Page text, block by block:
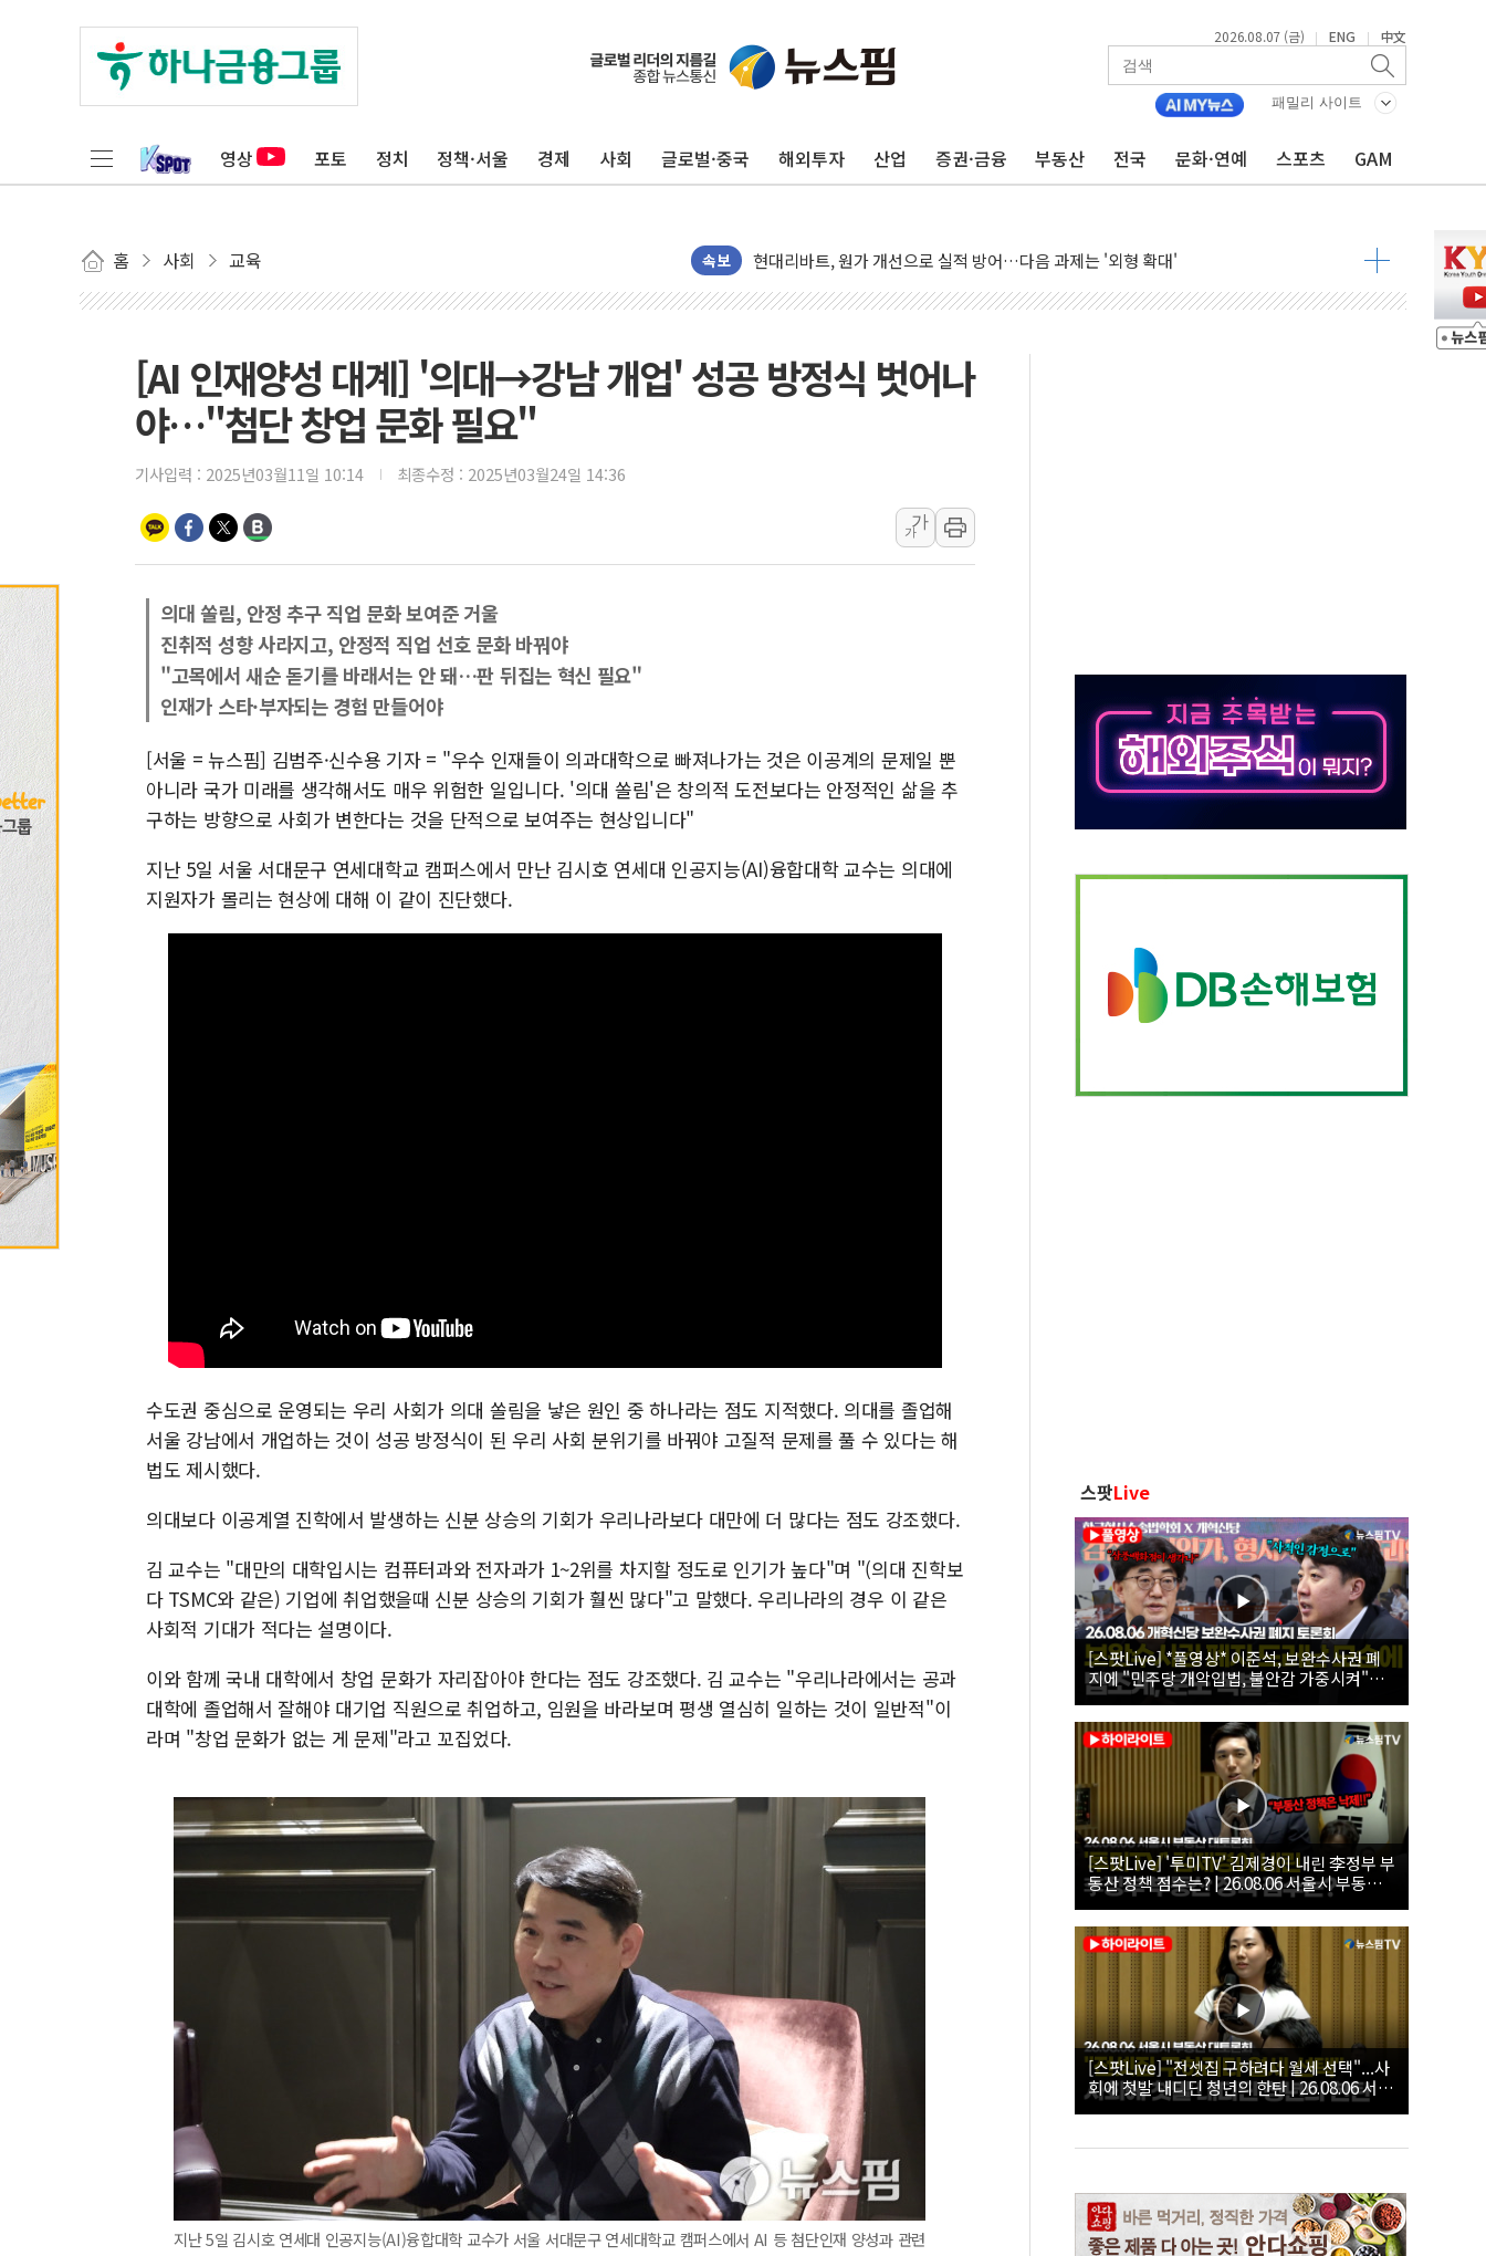
2026.08.07 (금) | ENG | 中文
패밀리 사이트
영상 포토 정치 정책·서울 경제 사회 글로벌·중국 해외투자 산업 증권·금융 부동산 전국 문화·연예 스포츠 GAM
홈 사회 교육 속보
트럼프, '원정출산 시민권 차단' 행정명령 서명…출생시민권 제한 재시동
현대리바트, 원가 개선으로 실적 방어…다음 과제는 '외형 확대'
"세금 부담 덜자"…비거주 1주택자 귀환 조짐에 전월세시장 '긴장'
[금/유가] 이란의 호르무즈 해협 통항 제한 검토에 유가 3% 급등…금값 보합
뉴욕증시, 유가·금리 부담에 하락…다우 5거래일 랠리 '마침표'
[오늘의 정치일정] 8월 7일(금)
[오늘의 국회일정] 상임위·세미나·기자회견·주요 정당 - 8월 7일
뉴욕증시 개장 전 특징주...모더나·아이온큐·도어대시↑ VS 샌디스크·피그마·앱러빈↓
김정관 장관 "영업이익 N% 성과급 반대…상법·자본시장법 개정 논의"
뉴욕증시 프리뷰, 미 주가선물 AI주 차익실현 속 혼조세...웨스턴디지털·샌디스크↓
[AI 인재양성 대계] '의대→강남 개업' 성공 방정식 벗어나
야…"첨단 창업 문화 필요"
기사입력 : 2025년03월11일 10:14 최종수정 : 2025년03월24일 14:36
가
가
의대 쏠림, 안정 추구 직업 문화 보여준 거울
진취적 성향 사라지고, 안정적 직업 선호 문화 바꿔야
"고목에서 새순 돋기를 바래서는 안 돼…판 뒤집는 혁신 필요"
인재가 스타·부자되는 경험 만들어야
[서울 = 뉴스핌] 김범주·신수용 기자 = "우수 인재들이 의과대학으로 빠져나가는 것은 이공계의 문제일 뿐
아니라 국가 미래를 생각해서도 매우 위험한 일입니다. '의대 쏠림'은 창의적 도전보다는 안정적인 삶을 추
구하는 방향으로 사회가 변한다는 것을 단적으로 보여주는 현상입니다"
지난 5일 서울 서대문구 연세대학교 캠퍼스에서 만난 김시호 연세대 인공지능(AI)융합대학 교수는 의대에
지원자가 몰리는 현상에 대해 이 같이 진단했다.
수도권 중심으로 운영되는 우리 사회가 의대 쏠림을 낳은 원인 중 하나라는 점도 지적했다. 의대를 졸업해
서울 강남에서 개업하는 것이 성공 방정식이 된 우리 사회 분위기를 바꿔야 고질적 문제를 풀 수 있다는 해
법도 제시했다.
의대보다 이공계열 진학에서 발생하는 신분 상승의 기회가 우리나라보다 대만에 더 많다는 점도 강조했다.
김 교수는 "대만의 대학입시는 컴퓨터과와 전자과가 1~2위를 차지할 정도로 인기가 높다"며 "(의대 진학보
다 TSMC와 같은) 기업에 취업했을때 신분 상승의 기회가 훨씬 많다"고 말했다. 우리나라의 경우 이 같은
사회적 기대가 적다는 설명이다.
이와 함께 국내 대학에서 창업 문화가 자리잡아야 한다는 점도 강조했다. 김 교수는 "우리나라에서는 공과
대학에 졸업해서 잘해야 대기업 직원으로 취업하고, 임원을 바라보며 평생 열심히 일하는 것이 일반적"이
라며 "창업 문화가 없는 게 문제"라고 꼬집었다.
지난 5일 김시호 연세대 인공지능(AI)융합대학 교수가 서울 서대문구 연세대학교 캠퍼스에서 AI 등 첨단인재 양성과 관련
스팟Live
[스팟Live] *풀영상* 이준석, 보완수사권 폐
지에 "민주당 개악입법, 불안감 가중시켜"｜
26.08.06 개혁신당 보완수사권 폐지 토론회
[스팟Live] '투미TV' 김제경이 내린 李정부 부
동산 정책 점수는? | 26.08.06 서울시 부동산
대토론회
[스팟Live] "전셋집 구하려다 월세 선택"...사
회에 첫발 내디딘 청년의 한탄 | 26.08.06 서울
시 부동산 대토론회